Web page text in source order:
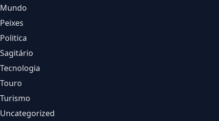
Mundo
Peixes
Politica
Sagitário
Tecnologia
Touro
Turismo
Uncategorized